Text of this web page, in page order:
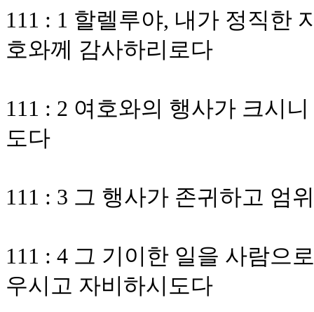
111 : 1 할렐루야, 내가 정직한
호와께 감사하리로다
111 : 2 여호와의 행사가 크시
도다
111 : 3 그 행사가 존귀하고 엄
111 : 4 그 기이한 일을 사람으
우시고 자비하시도다